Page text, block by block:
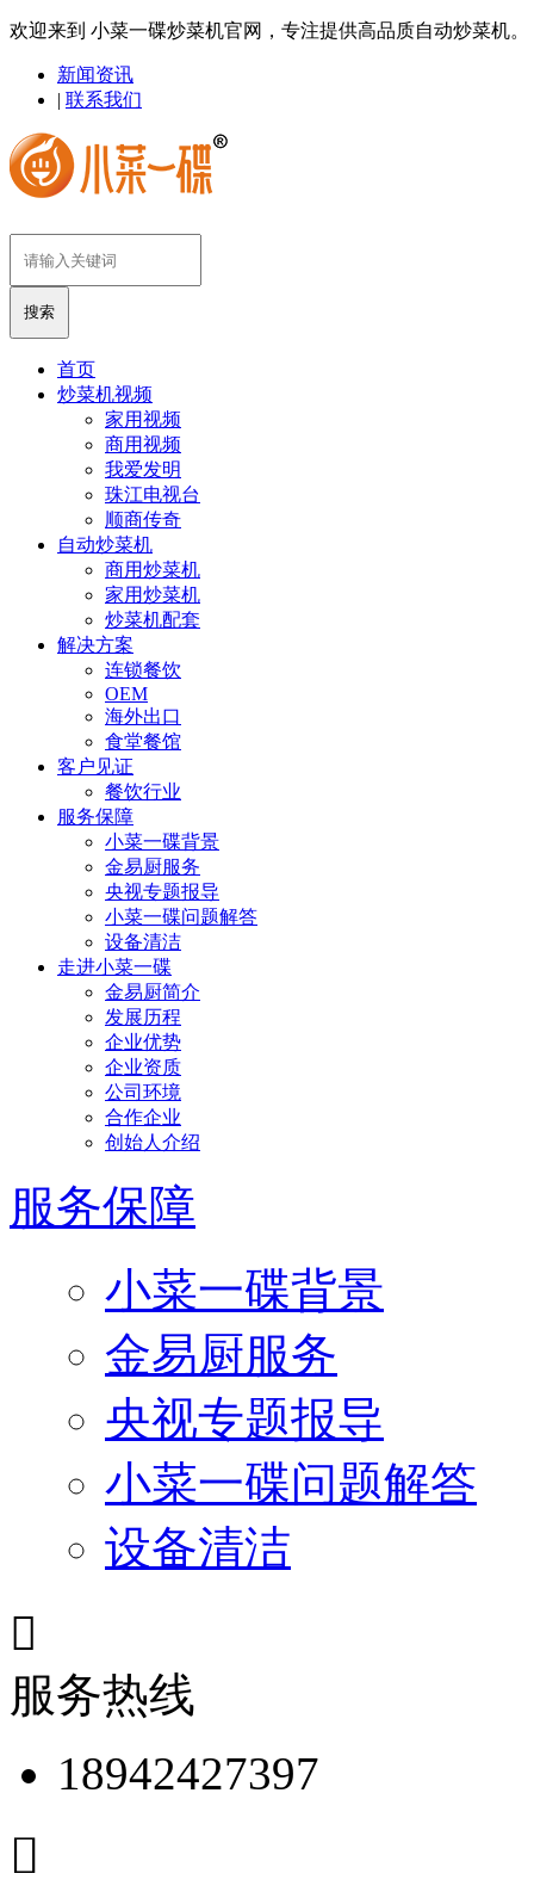
欢迎来到 小菜一碟炒菜机官网，专注提供高品质自动炒菜机。
新闻资讯
| 联系我们
首页
炒菜机视频
家用视频
商用视频
我爱发明
珠江电视台
顺商传奇
自动炒菜机
商用炒菜机
家用炒菜机
炒菜机配套
解决方案
连锁餐饮
OEM
海外出口
食堂餐馆
客户见证
餐饮行业
服务保障
小菜一碟背景
金易厨服务
央视专题报导
小菜一碟问题解答
设备清洁
走进小菜一碟
金易厨简介
发展历程
企业优势
企业资质
公司环境
合作企业
创始人介绍
服务保障
小菜一碟背景
金易厨服务
央视专题报导
小菜一碟问题解答
设备清洁

服务热线
18942427397
